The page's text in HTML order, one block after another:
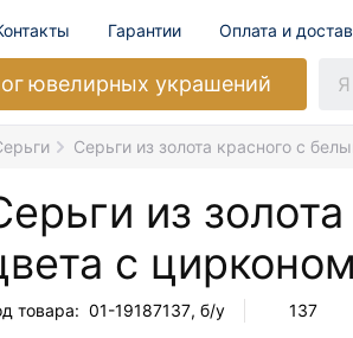
Гарантии Оплата и
ювелирных украшений
Серьги из золота красного с
из
с цирконом
товара: 01-19187137, б/у 137